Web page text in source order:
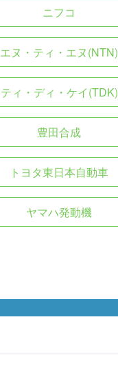
ニフコ
エヌ・ティ・エヌ(NTN)
ティ・ディ・ケイ(TDK)
豊田合成
トヨタ東日本自動車
ヤマハ発動機